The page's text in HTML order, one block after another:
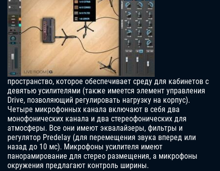
пространство, которое обеспечивает среду для кабинетов с
девятью усилителями (также имеется элемент управления
Drive, позволяющий регулировать нагрузку на корпус).
Четыре микрофонных канала включают в себя два
монофонических канала и два стереофонических для
атмосферы. Все они имеют эквалайзеры, фильтры и
регулятор Predelay (для перемещения звука вперед или
назад до 10 мс). Микрофоны усилителя имеют
панорамирование для стерео размещения, а микрофоны
окружения предлагают контроль ширины.